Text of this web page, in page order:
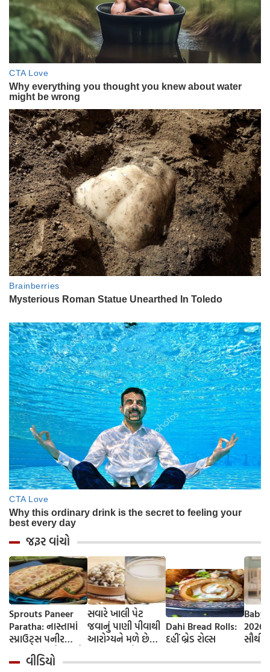
જરૂર વાંચો
Sprouts Paneer
Paratha: નાસ્તામાં
સ્પ્રાઉટ્સ પનીર
પરાઠા બનાવો, તમને
પ્રોટીનનો ડબલ ડોઝ
સવારે ખાલી પેટ
જવાનું પાણી પીવાથી
આરોગ્યને મળે છે
જાણીએ તેના ફાયદા
Dahi Bread Rolls:
દહીં બ્રેડ રોલ્સ
Baby
વીડિયો